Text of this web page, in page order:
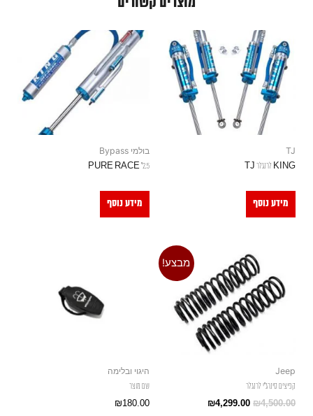
TJ
KING לרנגלר TJ
מידע נוסף
בולמי Bypass
2.5" PURE RACE
מידע נוסף
מבצע!
Jeep
קפיצים סינרג"י לרנגלר
₪4,500.00
₪4,299.00
היגוי ובלימה
שם מוצר
₪180.00